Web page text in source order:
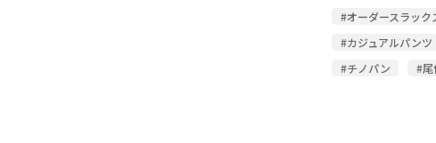
#オーダースラック
#カジュアルパンツ
#チノパン
#尾